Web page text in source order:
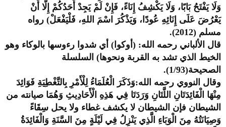
وَلَا يَفْتَحُ بَابًا، وَلَا يَكْشِفُ إِنَاءً، فَإِنْ لَمْ يَجِدْ أَحَدُكُمْ إِلَّا أَنْ
يَعْرُضَ عَلَى إِنَائِهِ عُودًا، وَيَذْكُرَ اسْمَ اللهِ، فَلْيَفْعَلْ) رواه
مسلم (2012).
قال الألباني رحمه الله: (أوكوا) أي شدوا رءوسها بالوكاء وهو
الخيط الذي تشد به القربة ونحوها) السلسلة
الصحيحة(1/93).
وقال النووي رحمه الله:وَذَكَرَ الْعُلَمَاءُ لِلْأَمْرِ بِالتَّغْطِيَةِ فَوَائِدَ
مِنْهَا الْفَائِدَتَانِ اللَّتَانِ وَرَدَتَا فِي هَذِهِ الْأَحَادِيثِ وَهُمَا صيانته من
الشيطان فإن الشيطان لا يكشف غطاء ولا يحل سِقَاءً
وَصِيَانَتُهُ مِنَ الْوَبَاءِ الَّذِي يَنْزِلُ فِي لَيْلَةٍ مِنَ السَّنَةِ وَالْفَائِدَةُ